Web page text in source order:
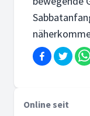
Online seit